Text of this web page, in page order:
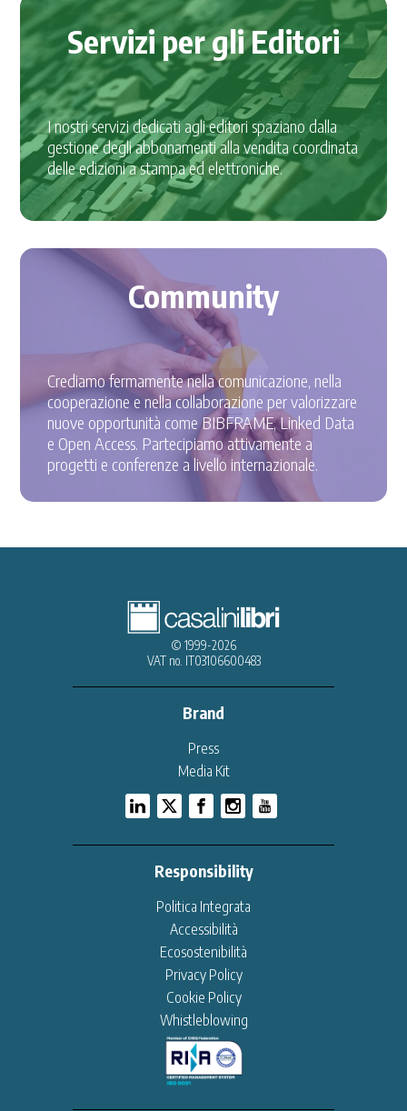
Servizi per gli Editori
I nostri servizi dedicati agli editori spaziano dalla
gestione degli abbonamenti alla vendita coordinata
delle edizioni a stampa ed elettroniche.
Community
Crediamo fermamente nella comunicazione, nella
cooperazione e nella collaborazione per valorizzare
nuove opportunità come BIBFRAME, Linked Data
e Open Access. Partecipiamo attivamente a
progetti e conferenze a livello internazionale.
© 1999-2026
VAT no. IT03106600483
Brand
Press
Media Kit
Responsibility
Politica Integrata
Accessibilità
Ecosostenibilità
Privacy Policy
Cookie Policy
Whistleblowing